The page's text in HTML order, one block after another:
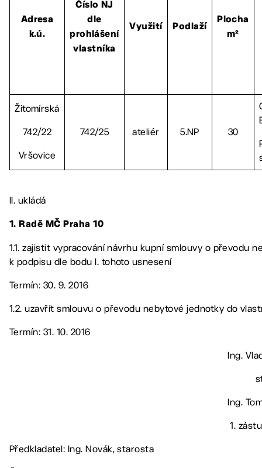
Adresa
k.ú.
Číslo NJ
dle
prohlášení
vlastníka
Využití Podlaží
Plocha
m²
Žitomírská
742/22
Vršovice
742/25 ateliér 5.NP 30
II. ukládá
1. Radě MČ Praha 10
1.1. zajistit vypracování návrhu kupní smlouvy o převodu
k podpisu dle bodu I. tohoto usnesení
Termín: 30. 9. 2016
1.2. uzavřít smlouvu o převodu nebytové jednotky do
Termín: 31. 10. 2016
Ing.
Ing.
1.
Předkladatel: Ing. Novák, starosta